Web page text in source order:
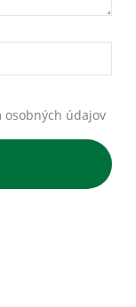
osobných údajov